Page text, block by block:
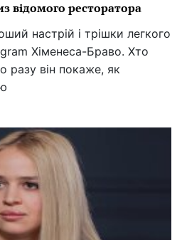
відомого ресторатора
настрій і трішки легкого
Хіменеса-Браво. Хто
разу він покаже, як